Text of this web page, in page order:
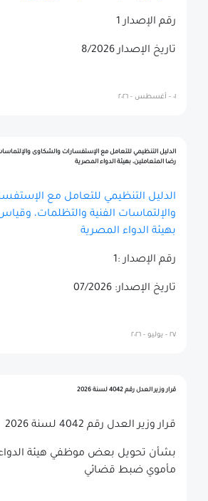
رقم الإصدار 1
تاريخ الإصدار 8/2026
٠١ - أغسطس - ٢٠٢٦
الدليل التنظيمي للتعامل مع الإستفسارات والشكاوى
رضا المتعاملين، بهيئة الدواء المصرية
الدليل التنظيمي للتعامل مع
والإلتماسات الفنية والتظلمات،
بهيئة الدواء المصرية
رقم الإصدار :1
تاريخ الإصدار: 07/2026
٢٧ - يوليو - ٢٠٢٦
قرار وزير العدل رقم 4042 لسنة 2026
قرار وزير العدل رقم 4042 لسنة 2026
بشأن تحويل بعض موظفي هيئة الدواء
مأموي ضبط قضائي